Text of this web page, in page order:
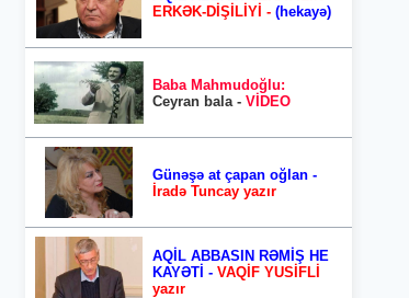
ERKƏK-DİŞİLİYİ - (hekayə)
Baba Mahmudoğlu:
Ceyran bala - VİDEO
Günəşə at çapan oğlan -
İradə Tuncay yazır
AQİL ABBASIN RƏMİŞ HE
KAYƏTİ - VAQİF YUSİFLİ
yazır